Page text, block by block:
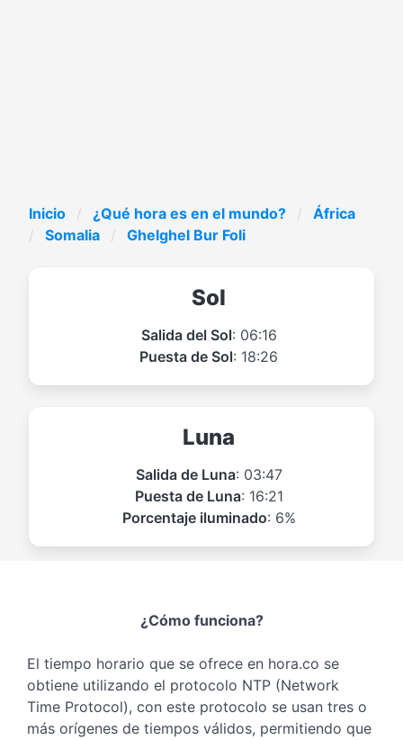
Inicio ¿Qué hora es en el mundo?
África
Somalia
Ghelghel Bur Foli
Sol
Salida del Sol: 06:16
Puesta de Sol: 18:26
Luna
Salida de Luna: 03:47
Puesta de Luna: 16:21
Porcentaje iluminado: 6%
¿Cómo funciona?
El tiempo horario que se ofrece en hora.co se
obtiene utilizando el protocolo NTP (Network
Time Protocol), con este protocolo se usan tres o
más orígenes de tiempos válidos, permitiendo que